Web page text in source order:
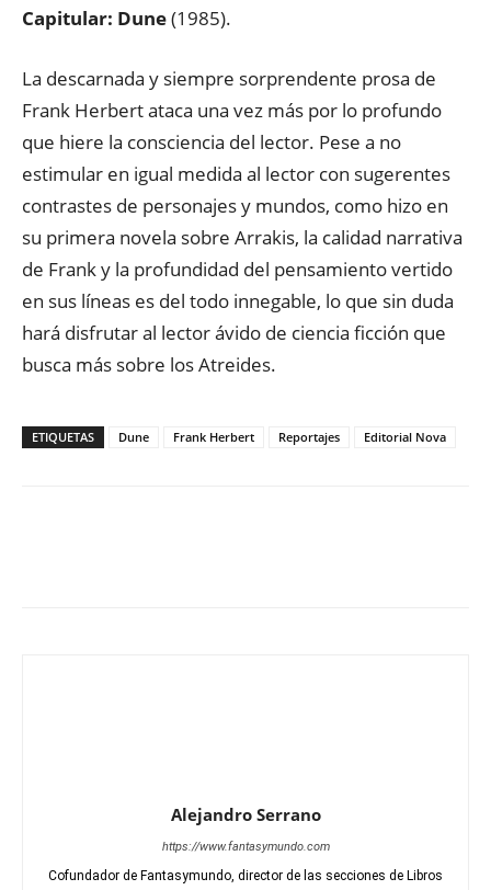
Capitular: Dune(1985).
La descarnada y siempre sorprendente prosa de
Frank Herbert ataca una vez más por lo profundo
que hiere la consciencia del lector. Pese a no
estimular en igual medida al lector con sugerentes
contrastes de personajes y mundos, como hizo en
su primera novela sobre Arrakis, la calidad narrativa
de Frank y la profundidad del pensamiento vertido
en sus líneas es del todo innegable, lo que sin duda
hará disfrutar al lector ávido de ciencia ficción que
busca más sobre los Atreides.
ETIQUETAS Dune Frank Herbert Reportajes Editorial Nova
Alejandro Serrano
https://www.fantasymundo.com
Cofundador de Fantasymundo, director de las secciones de Libros